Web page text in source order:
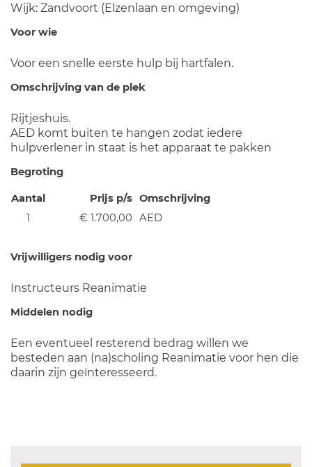
Wijk: Zandvoort (Elzenlaan en omgeving)
Voor wie
Voor een snelle eerste hulp bij hartfalen.
Omschrijving van de plek
Rijtjeshuis.
AED komt buiten te hangen zodat iedere
hulpverlener in staat is het apparaat te pakken
Begroting
Aantal Prijs p/s Omschrijving
1
€ 1.700,00 AED
Vrijwilligers nodig voor
Instructeurs Reanimatie
Middelen nodig
Een eventueel resterend bedrag willen we
besteden aan (na)scholing Reanimatie voor hen die
daarin zijn geïnteresseerd.